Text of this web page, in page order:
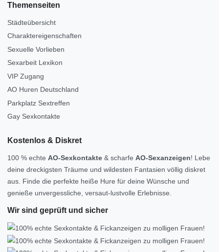
Themenseiten
Städteübersicht
Charaktereigenschaften
Sexuelle Vorlieben
Sexarbeit Lexikon
VIP Zugang
AO Huren Deutschland
Parkplatz Sextreffen
Gay Sexkontakte
Kostenlos & Diskret
100 % echte AO-Sexkontakte & scharfe AO-Sexanzeigen! Lebe
deine dreckigsten Träume und wildesten Fantasien völlig diskret
aus. Finde die perfekte heiße Hure für deine Wünsche und
genieße unvergessliche, versaut-lustvolle Erlebnisse.
Wir sind geprüft und sicher